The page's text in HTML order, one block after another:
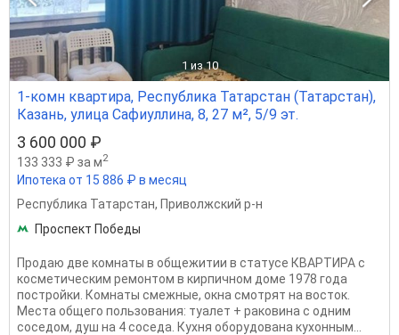
1 из 10
1-комн квартира, Республика Татарстан (Татарстан),
Казань, улица Сафиуллина, 8, 27 м², 5/9 эт.
3 600 000 ₽
133 333 ₽ за м2
Ипотека от 15 886 ₽ в месяц
Республика Татарстан, Приволжский р-н
Проспект Победы
Продаю две комнаты в общежитии в статусе КВАРТИРА с
косметическим ремонтом в кирпичном доме 1978 года
постройки. Комнаты смежные, окна смотрят на восток.
Места общего пользования: туалет + раковина с одним
соседом, душ на 4 соседа. Кухня оборудована кухонным...